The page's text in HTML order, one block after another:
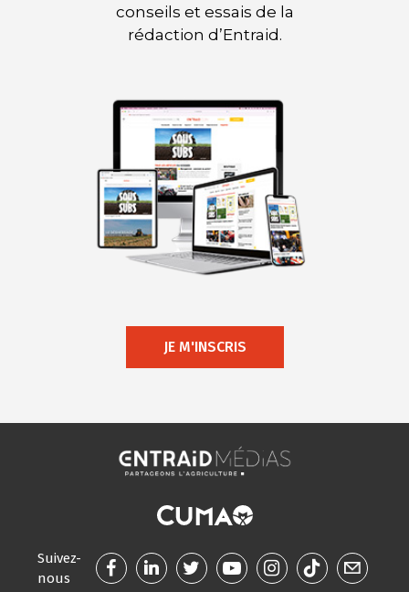
conseils et essais de la
rédaction d’Entraid.
JE M'INSCRIS
Suivez-
nous